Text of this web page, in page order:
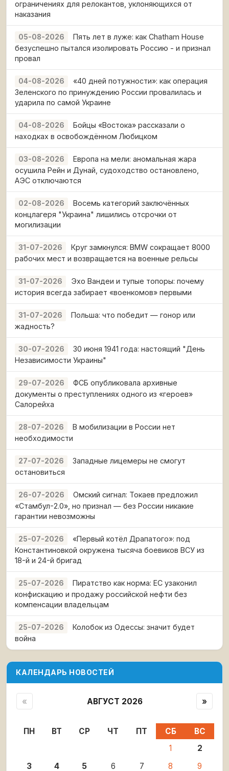
ограничениях для релокантов, уклоняющихся от
наказания
05-08-2026
Пять лет в луже: как Chatham House
безуспешно пытался изолировать Россию - и признал
провал
04-08-2026
«40 дней потужности»: как операция
Зеленского по принуждению России провалилась и
ударила по самой Украине
04-08-2026
Бойцы «Востока» рассказали о
находках в освобождённом Любицком
03-08-2026
Европа на мели: аномальная жара
осушила Рейн и Дунай, судоходство остановлено,
АЭС отключаются
02-08-2026
Восемь категорий заключённых
концлагеря "Украина" лишились отсрочки от
могилизации
31-07-2026
Круг замкнулся: BMW сокращает 8000
рабочих мест и возвращается на военные рельсы
31-07-2026
Эхо Вандеи и тупые топоры: почему
история всегда забирает «военкомов» первыми
31-07-2026
Польша: что победит — гонор или
жадность?
30-07-2026
30 июня 1941 года: настоящий "День
Независимости Украины"
29-07-2026
ФСБ опубликовала архивные
документы о преступлениях одного из «героев»
Салорейха
28-07-2026
В мобилизации в России нет
необходимости
27-07-2026
Западные лицемеры не смогут
остановиться
26-07-2026
Омский сигнал: Токаев предложил
«Стамбул-2.0», но признал — без России никакие
гарантии невозможны
25-07-2026
«Первый котёл Драпатого»: под
Константиновкой окружена тысяча боевиков ВСУ из
18-й и 24-й бригад
25-07-2026
Пиратство как норма: ЕС узаконил
конфискацию и продажу российской нефти без
компенсации владельцам
25-07-2026
Колобок из Одессы: значит будет
война
КАЛЕНДАРЬ НОВОСТЕЙ
« АВГУСТ 2026 »
ПН ВТ СР ЧТ ПТ СБ
ВС
1
2
3
4 5 6 7 8
9